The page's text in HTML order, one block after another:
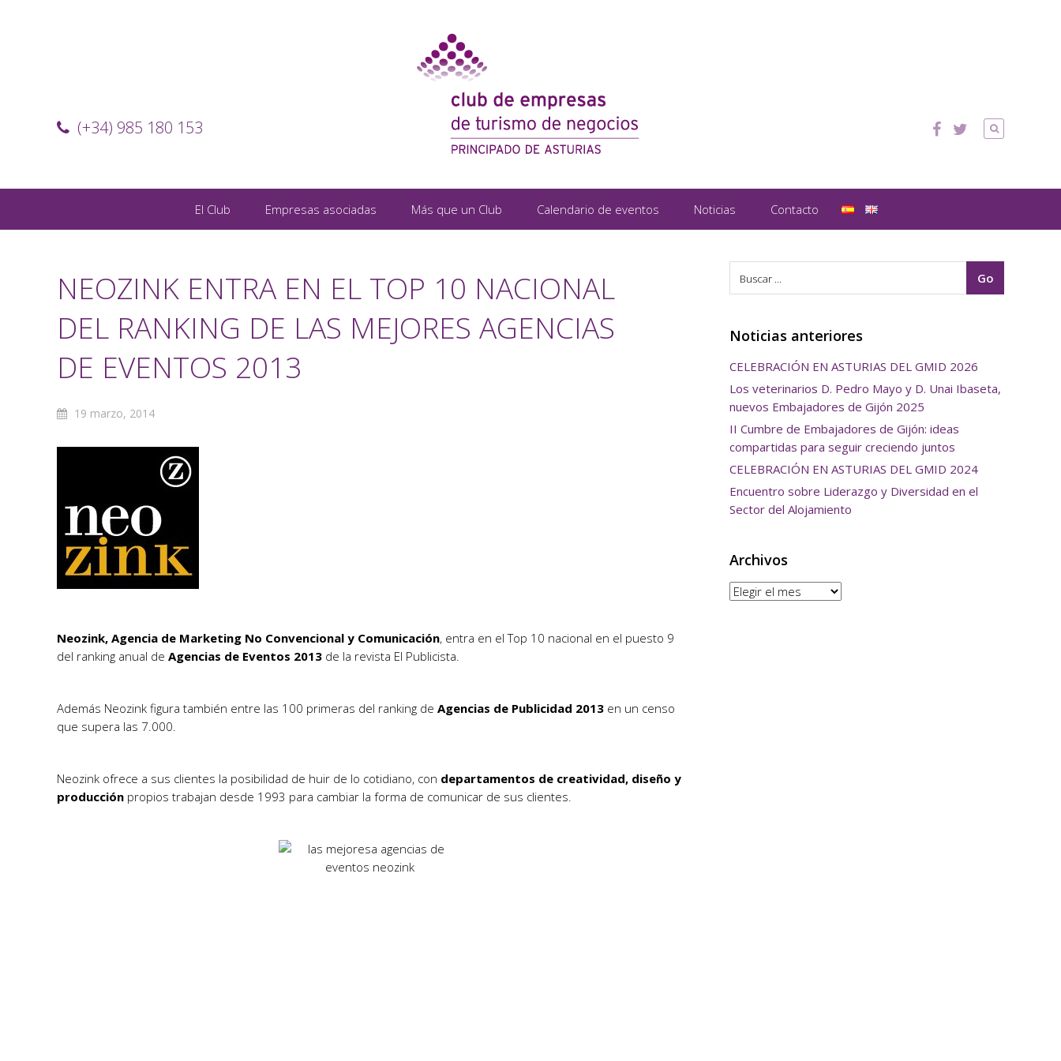
(+34) 985 180 153
El Club Empresas asociadas Más que un Club Calendario de eventos Noticias Contacto
NEOZINK ENTRA EN EL TOP 10 NACIONAL
DEL RANKING DE LAS MEJORES AGENCIAS
DE EVENTOS 2013
19 marzo, 2014
Neozink, Agencia de Marketing No Convencional y Comunicación, entra en el Top 10 nacional en el puesto 9
del ranking anual de Agencias de Eventos 2013 de la revista El Publicista.
Además Neozink figura también entre las 100 primeras del ranking de Agencias de Publicidad 2013 en un censo
que supera las 7.000.
Neozink ofrece a sus clientes la posibilidad de huir de lo cotidiano, con departamentos de creatividad, diseño y
producción propios trabajan desde 1993 para cambiar la forma de comunicar de sus clientes.
Noticias anteriores
CELEBRACIÓN EN ASTURIAS DEL GMID 2026
Los veterinarios D. Pedro Mayo y D. Unai Ibaseta,
nuevos Embajadores de Gijón 2025
II Cumbre de Embajadores de Gijón: ideas
compartidas para seguir creciendo juntos
CELEBRACIÓN EN ASTURIAS DEL GMID 2024
Encuentro sobre Liderazgo y Diversidad en el
Sector del Alojamiento
Archivos
Archivos